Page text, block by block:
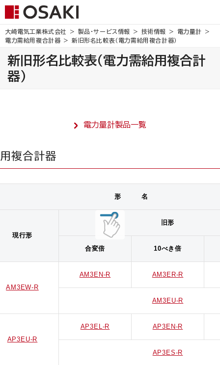
大崎電気工業株式会社 製品・サービス情報 技術情報
電力量計
電力需給用複合計器
新旧形名比較表（電力需給用複合計器）
新旧形名比較表（電力需給用複合計
器）
電力量計製品一覧
複合計器
形 名
現行形
旧形
合変倍 10べき倍
AM3EW-R
AM3EN-R AM3ER-R
AM3EU-R
AP3EU-R
AP3EL-R AP3EN-R
AP3ES-R